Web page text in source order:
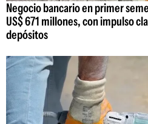
Negocio bancario en primer
US$ 671 millones, con impulso
depósitos